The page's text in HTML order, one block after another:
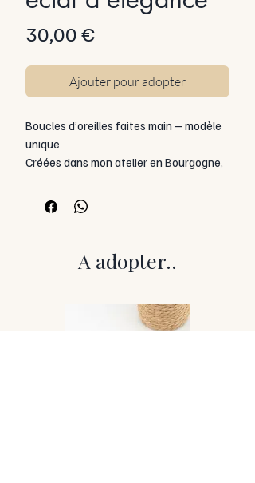
30,00 €Prix
Ajouter pour adopter
Boucles d’oreilles faites main – modèle
unique
Créées dans mon atelier en Bourgogne,
résine pigmentée, parfois enrichie
d’inclusions.
tige ou crochet hypoallergénique.
Un chiffon doux est fourni.
Évitez l’eau, le parfum, les produits
A adopter..